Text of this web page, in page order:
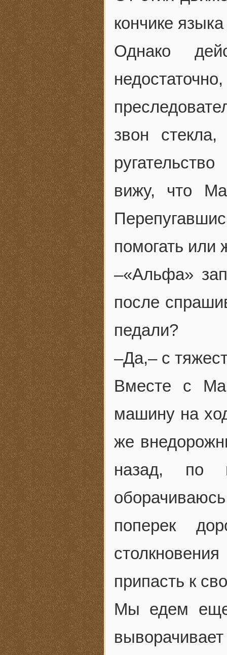
кончике
Однако
звон
вижу, что
помогать или
–«Альфа»
после
педали?
–Да,– с
Вместе с
машину на
же
назад, по
поперек
припасть к
Мы едем еще